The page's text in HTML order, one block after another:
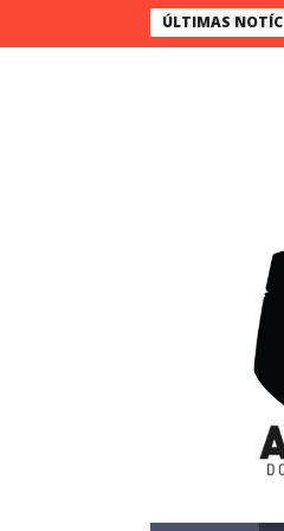
ÚLTIMAS
Bueno narra o último jogo e